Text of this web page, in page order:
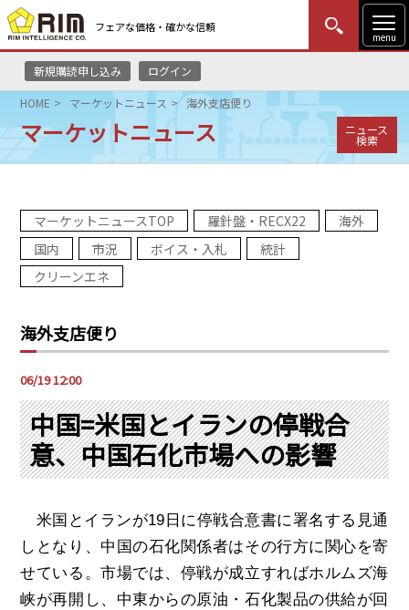
フェアな価格・確かな信頼
menu
新規購読申し込み ログイン
MENU
はじめての方
HOME
リムレポート
メソドロジー
コンサルティング
PRA原則
Q & A
お問い合わせ
年間休刊日
サイトマップ
採用情報
English Website
Rim Energy Media(韓国語)
HOME マーケットニュース 海外支店便り
マーケットニュース ニュース
検索
マーケットニュースTOP 羅針盤・RECX22
海外
国内
市況 ボイス・入札
統計
クリーンエネ
海外支店便り
06/19 12:00
中国=米国とイランの停戦合
意、中国石化市場への影響
米国とイランが19 日に停戦合意書に署名する見通
しとなり、中国の石化関係者はその行方に関心を寄
せている。市場では、停戦が成立すればホルムズ海
峡が再開し、中東からの原油・石化製品の供給が回